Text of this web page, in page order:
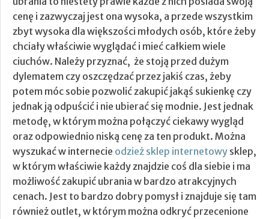
cenę i zazwyczaj jest ona wysoka, a przede wszystkim
zbyt wysoka dla większości młodych osób, które żeby
chciały właściwie wyglądać i mieć całkiem wiele
ciuchów. Należy przyznać, że stoją przed dużym
dylematem czy oszczędzać przez jakiś czas, żeby
potem móc sobie pozwolić zakupić jakąś sukienkę czy
jednak ją odpuścić i nie ubierać się modnie. Jest jednak
metodę, w którym można połączyć ciekawy wygląd
oraz odpowiednio niską cenę za ten produkt. Można
wyszukać w internecie odzież sklep internetowy sklep,
w którym właściwie każdy znajdzie coś dla siebie i ma
możliwość zakupić ubrania w bardzo atrakcyjnych
cenach. Jest to bardzo dobry pomysł i znajduje się tam
również outlet, w którym można odkryć przecenione